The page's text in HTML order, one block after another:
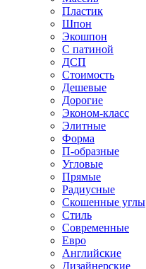
Пластик
Шпон
Экошпон
С патиной
ДСП
Стоимость
Дешевые
Дорогие
Эконом-класс
Элитные
Форма
П-образные
Угловые
Прямые
Радиусные
Скошенные углы
Стиль
Современные
Евро
Английские
Дизайнерские